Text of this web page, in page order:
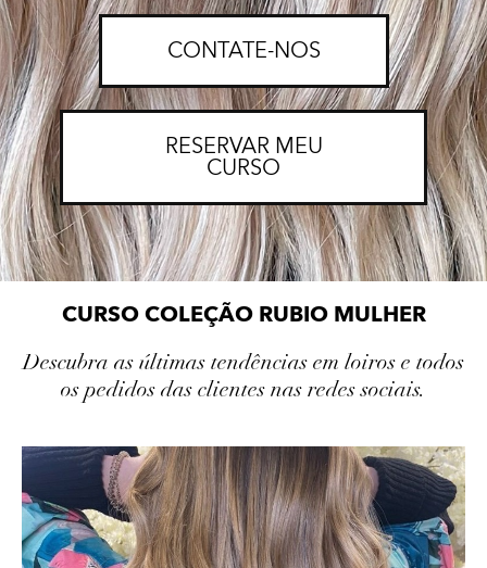
CONTATE-NOS
RESERVAR MEU
CURSO
CURSO COLEÇÃO RUBIO MULHER
Descubra as últimas tendências em loiros e todos
os pedidos das clientes nas redes sociais.